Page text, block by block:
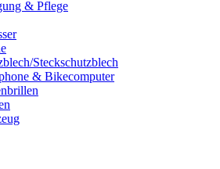
& Pflege
Steckschutzblech
& Bikecomputer